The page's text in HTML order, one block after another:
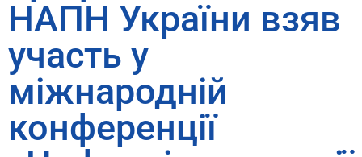
НАПН України взяв
участь у
міжнародній
конференції